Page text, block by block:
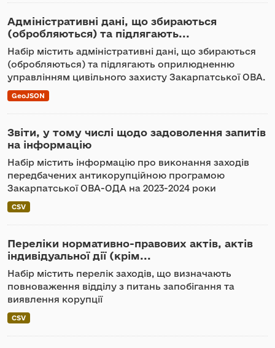
Адміністративні дані, що збираються
(обробляються) та підлягають...
Набір містить адміністративні дані, що збираються
(обробляються) та підлягають оприлюдненню
управлінням цивільного захисту Закарпатської ОВА.
GeoJSON
Звіти, у тому числі щодо задоволення запитів
на інформацію
Набір містить інформацію про виконання заходів
передбачених антикорупційною програмою
Закарпатської ОВА-ОДА на 2023-2024 роки
CSV
Переліки нормативно-правових актів, актів
індивідуальної дії (крім...
Набір містить перелік заходів, що визначають
повноваження відділу з питань запобігання та
виявлення корупції
CSV